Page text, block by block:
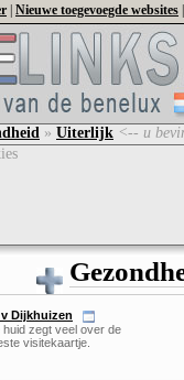
Nieuwe toegevoegde websites
» Uiterlijk <-- u
Dijkhuizen
zegt veel over de
visitekaartje.